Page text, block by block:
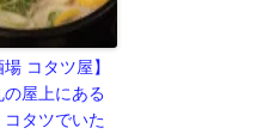
場 コタツ屋】
の屋上にある
コタツでいた